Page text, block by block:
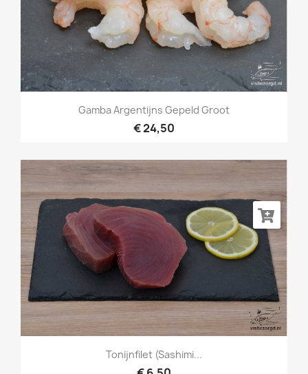
Gamba Argentijns Gepeld Groot
€ 24,50
Tonijnfilet (sashimi...